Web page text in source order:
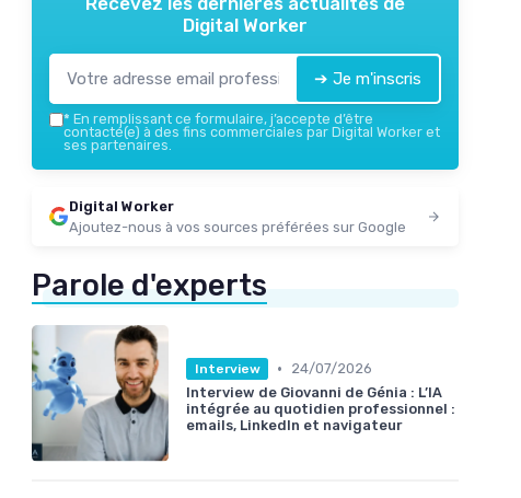
Digital Worker
➔ Je m'inscris
* En remplissant ce formulaire, j’accepte d’être
contacté(e) à des fins commerciales par Digital Worker et
ses partenaires.
Digital Worker
Ajoutez-nous à vos sources préférées sur Google
Parole d'experts
Interview •
24/07/2026
Interview de Giovanni de Génia : L’IA
intégrée au quotidien professionnel :
emails, LinkedIn et navigateur